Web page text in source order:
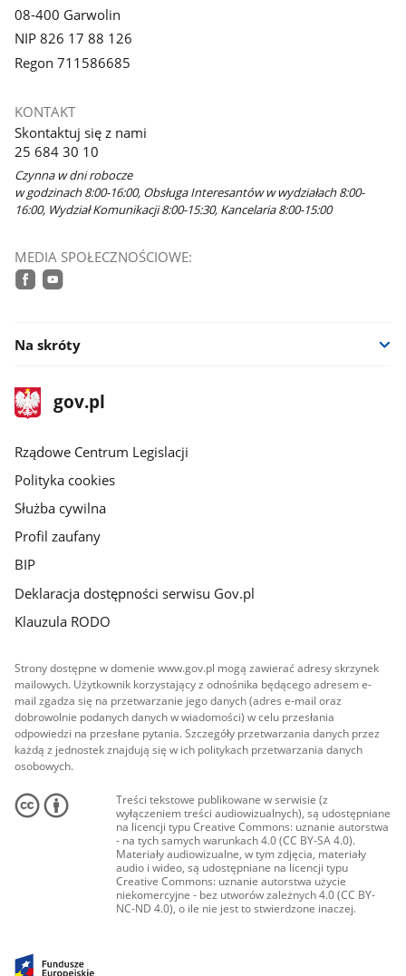
08-400 Garwolin
NIP 826 17 88 126
Regon 711586685
KONTAKT
Skontaktuj się z nami
25 684 30 10
Czynna w dni robocze
w godzinach 8:00-16:00, Obsługa Interesantów w wydziałach 8:00-
16:00, Wydział Komunikacji 8:00-15:30, Kancelaria 8:00-15:00
MEDIA SPOŁECZNOŚCIOWE:
Na skróty
stopka
gov.plStrona
gov.pl
Rządowe Centrum Legislacji
Polityka cookies
Służba cywilna
Profil zaufany
BIP
Deklaracja dostępności serwisu Gov.pl
Klauzula RODO
Strony dostępne w domenie www.gov.pl mogą zawierać adresy skrzynek
mailowych. Użytkownik korzystający z odnośnika będącego adresem e-
mail zgadza się na przetwarzanie jego danych (adres e-mail oraz
dobrowolnie podanych danych w wiadomości) w celu przesłania
odpowiedzi na przesłane pytania. Szczegóły przetwarzania danych przez
każdą z jednostek znajdują się w ich politykach przetwarzania danych
osobowych.
Treści tekstowe publikowane w serwisie (z
wyłączeniem treści audiowizualnych), są udostępniane
na licencji typu Creative Commons: uznanie autorstwa
- na tych samych warunkach 4.0 (CC BY-SA 4.0).
Materiały audiowizualne, w tym zdjęcia, materiały
audio i wideo, są udostępniane na licencji typu
Creative Commons: uznanie autorstwa użycie
niekomercyjne - bez utworów zależnych 4.0 (CC BY-
NC-ND 4.0), o ile nie jest to stwierdzone inaczej.